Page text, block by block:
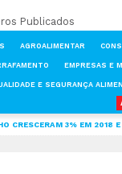
Publicados
AGROALIMENTAR
EMPRESAS E
E SEGURANÇA
CRESCERAM 3% EM 2018